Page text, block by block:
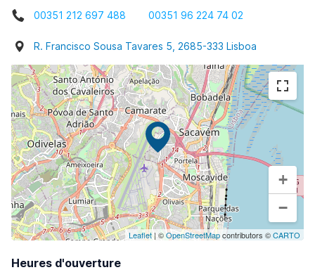
00351 212 697 488 00351 96 224 74 02
R. Francisco Sousa Tavares 5, 2685-333 Lisboa
+
−
Leaflet| ©OpenStreetMapcontributors ©CARTO
Heures d'ouverture